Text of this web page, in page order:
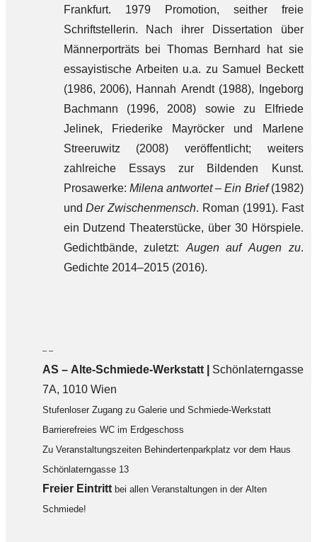
Frankfurt. 1979 Promotion, seither freie
Schriftstellerin. Nach ihrer Dissertation über
Männerporträts bei Thomas Bernhard hat sie
essayistische Arbeiten u.a. zu Samuel Beckett
(1986, 2006), Hannah Arendt (1988), Ingeborg
Bachmann (1996, 2008) sowie zu Elfriede
Jelinek, Friederike Mayröcker und Marlene
Streeruwitz (2008) veröffentlicht; weiters
zahlreiche Essays zur Bildenden Kunst.
Prosawerke: Milena antwortet – Ein Brief(1982)
und Der Zwischenmensch. Roman (1991). Fast
ein Dutzend Theaterstücke, über 30 Hörspiele.
Gedichtbände, zuletzt: Augen auf Augen zu.
Gedichte 2014–2015 (2016).
– –
AS – Alte-Schmiede-Werkstatt | Schönlaterngasse
7A, 1010 Wien
Stufenloser Zugang zu Galerie und Schmiede-Werkstatt
Barrierefreies WC im Erdgeschoss
Zu Veranstaltungszeiten Behindertenparkplatz vor dem Haus
Schönlaterngasse 13
Freier Eintritt bei allen Veranstaltungen in der Alten
Schmiede!